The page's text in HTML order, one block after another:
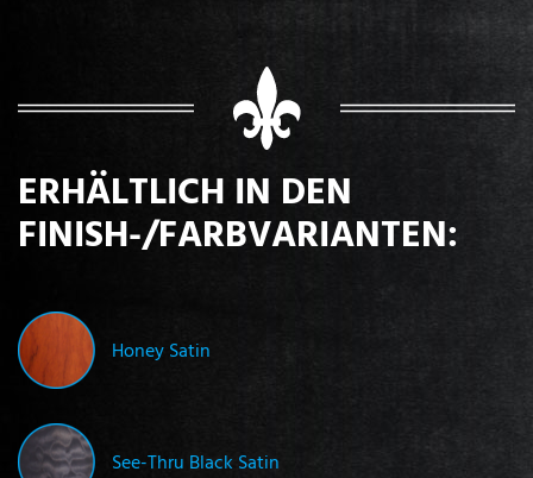
ERHÄLTLICH IN DEN
FINISH-/FARBVARIANTEN:
Honey Satin
See-Thru Black Satin